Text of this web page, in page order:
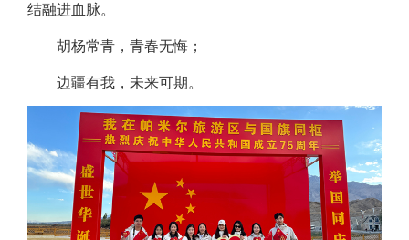
结融进血脉。
胡杨常青，青春无悔；
边疆有我，未来可期。